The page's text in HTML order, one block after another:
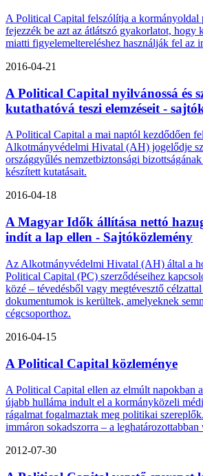
A Political Capital felszólítja a
fejezzék be azt az átlátszó gyakorlatot, hogy
miatti figyelemeltereléshez használják fel az
2016-04-21
A Political Capital nyilvánossá és
kutathatóvá teszi elemzéseit -
A Political Capital a mai naptól kezdődően
Alkotmányvédelmi Hivatal (AH) jogelődje
országgyűlés nemzetbiztonsági
készített kutatásait.
2016-04-18
A Magyar Idők állítása nettó
indít a lap ellen - Sajtóközlemény
Az Alkotmányvédelmi Hivatal (AH) által a
Political Capital (PC) szerződéseihez
közé – tévedésből vagy megtévesztő
dokumentumok is kerültek, amelyeknek
cégcsoporthoz.
2016-04-15
A Political Capital közleménye
A Political Capital ellen az elmúlt napokban
újabb hulláma indult el a kormányközeli
rágalmat fogalmaztak meg politikai
immáron sokadszorra – a leghatározottabban
2012-07-30